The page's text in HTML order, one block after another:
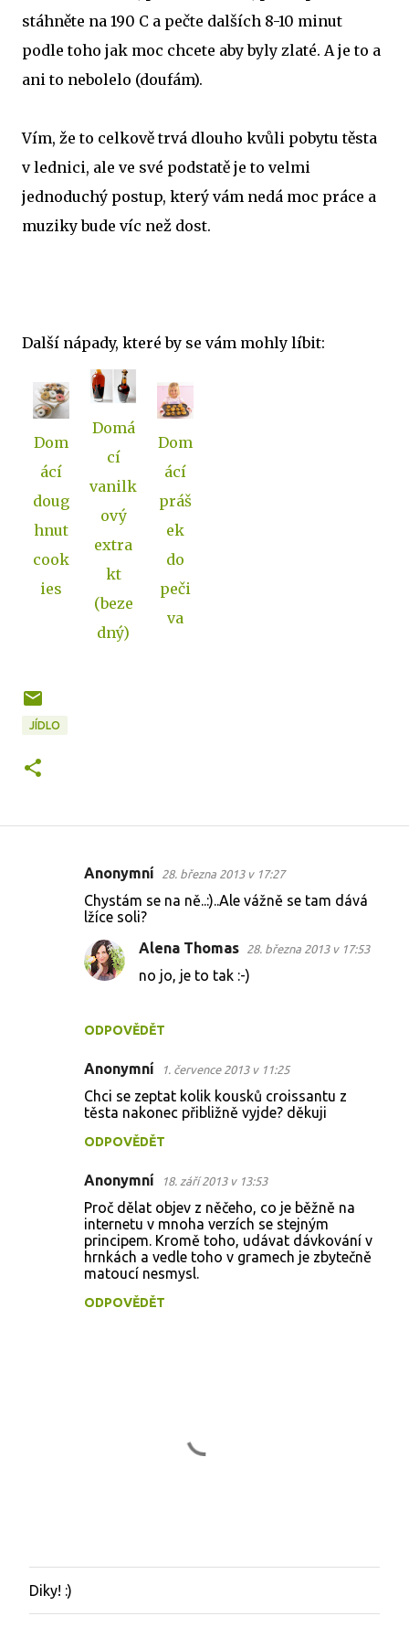
stáhněte na 190 C a pečte dalších 8-10 minut
podle toho jak moc chcete aby byly zlaté. A je to a
ani to nebolelo (doufám).
Vím, že to celkově trvá dlouho kvůli pobytu těsta
v lednici, ale ve své podstatě je to velmi
jednoduchý postup, který vám nedá moc práce a
muziky bude víc než dost.
Další nápady, které by se vám mohly líbit:
Dom
ácí
doug
hnut
cook
ies
Domá
cí
vanilk
ový
extra
kt
(beze
dný)
Dom
ácí
práš
ek
do
peči
va
JÍDLO
Anonymní 28. března 2013 v 17:27
Chystám se na ně..:)..Ale vážně se tam dává
lžíce soli?
ODPOVĚDĚT
Alena Thomas 28. března 2013 v 17:53
no jo, je to tak :-)
Anonymní 1. července 2013 v 11:25
Chci se zeptat kolik kousků croissantu z
těsta nakonec přibližně vyjde? děkuji
ODPOVĚDĚT
Anonymní 18. září 2013 v 13:53
Proč dělat objev z něčeho, co je běžně na
internetu v mnoha verzích se stejným
principem. Kromě toho, udávat dávkování v
hrnkách a vedle toho v gramech je zbytečně
matoucí nesmysl.
ODPOVĚDĚT
O
k
Diky! :)